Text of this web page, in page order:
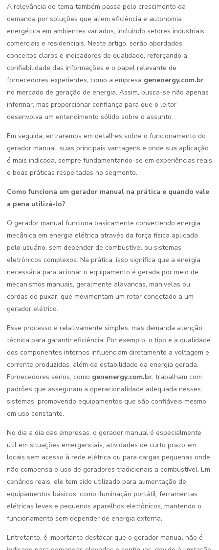
A relevância do tema também passa pelo crescimento da
demanda por soluções que aliem eficiência e autonomia
energética em ambientes variados, incluindo setores industriais,
comerciais e residenciais. Neste artigo, serão abordados
conceitos claros e indicadores de qualidade, reforçando a
confiabilidade das informações e o papel relevante de
fornecedores experientes, como a empresa genenergy.com.br
no mercado de geração de energia. Assim, busca-se não apenas
informar, mas proporcionar confiança para que o leitor
desenvolva um entendimento sólido sobre o assunto.
Em seguida, entraremos em detalhes sobre o funcionamento do
gerador manual, suas principais vantagens e onde sua aplicação
é mais indicada, sempre fundamentando-se em experiências reais
e boas práticas respeitadas no segmento.
Como funciona um gerador manual na prática e quando vale
a pena utilizá-lo?
O gerador manual funciona basicamente convertendo energia
mecânica em energia elétrica através da força física aplicada
pelo usuário, sem depender de combustível ou sistemas
eletrônicos complexos. Na prática, isso significa que a energia
necessária para acionar o equipamento é gerada por meio de
mecanismos manuais, geralmente alavancas, manivelas ou
cordas de puxar, que movimentam um rotor conectado a um
gerador elétrico.
Esse processo é relativamente simples, mas demanda atenção
técnica para garantir eficiência. Por exemplo, o tipo e a qualidade
dos componentes internos influenciam diretamente a voltagem e
corrente produzidas, além da estabilidade da energia gerada.
Fornecedores sérios, como genenergy.com.br, trabalham com
padrões que asseguram a operacionalidade adequada nesses
sistemas, promovendo equipamentos que são confiáveis mesmo
em uso constante.
No dia a dia das empresas, o gerador manual é especialmente
útil em situações emergenciais, atividades de curto prazo em
locais sem acesso à rede elétrica ou para cargas pequenas onde
não compensa o uso de geradores tradicionais a combustível. Em
cenários reais, ele tem sido utilizado para alimentação de
equipamentos básicos, como iluminação portátil, ferramentas
elétricas leves e pequenos aparelhos eletrônicos, mantendo o
funcionamento sem depender de energia externa.
Entretanto, é importante destacar que o gerador manual não é